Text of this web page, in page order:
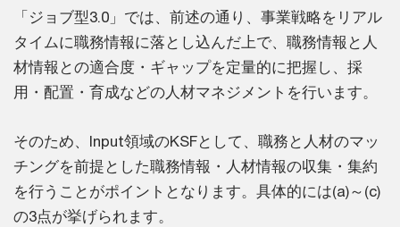
「ジョブ型3.0」では、前述の通り、事業戦略をリアル
タイムに職務情報に落とし込んだ上で、職務情報と人
材情報との適合度・ギャップを定量的に把握し、採
用・配置・育成などの人材マネジメントを行います。
そのため、Input領域のKSFとして、職務と人材のマッ
チングを前提とした職務情報・人材情報の収集・集約
を行うことがポイントとなります。具体的には(a)～(c)
の3点が挙げられます。